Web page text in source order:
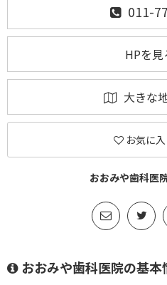
011-
HPを見
大きな
お気に
おおみや歯科医
おおみや歯科医院の基本